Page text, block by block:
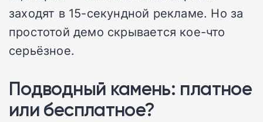
заходят в 15-секундной рекламе. Но за
простотой демо скрывается кое-что
серьёзное.
Подводный камень: платное
или бесплатное?